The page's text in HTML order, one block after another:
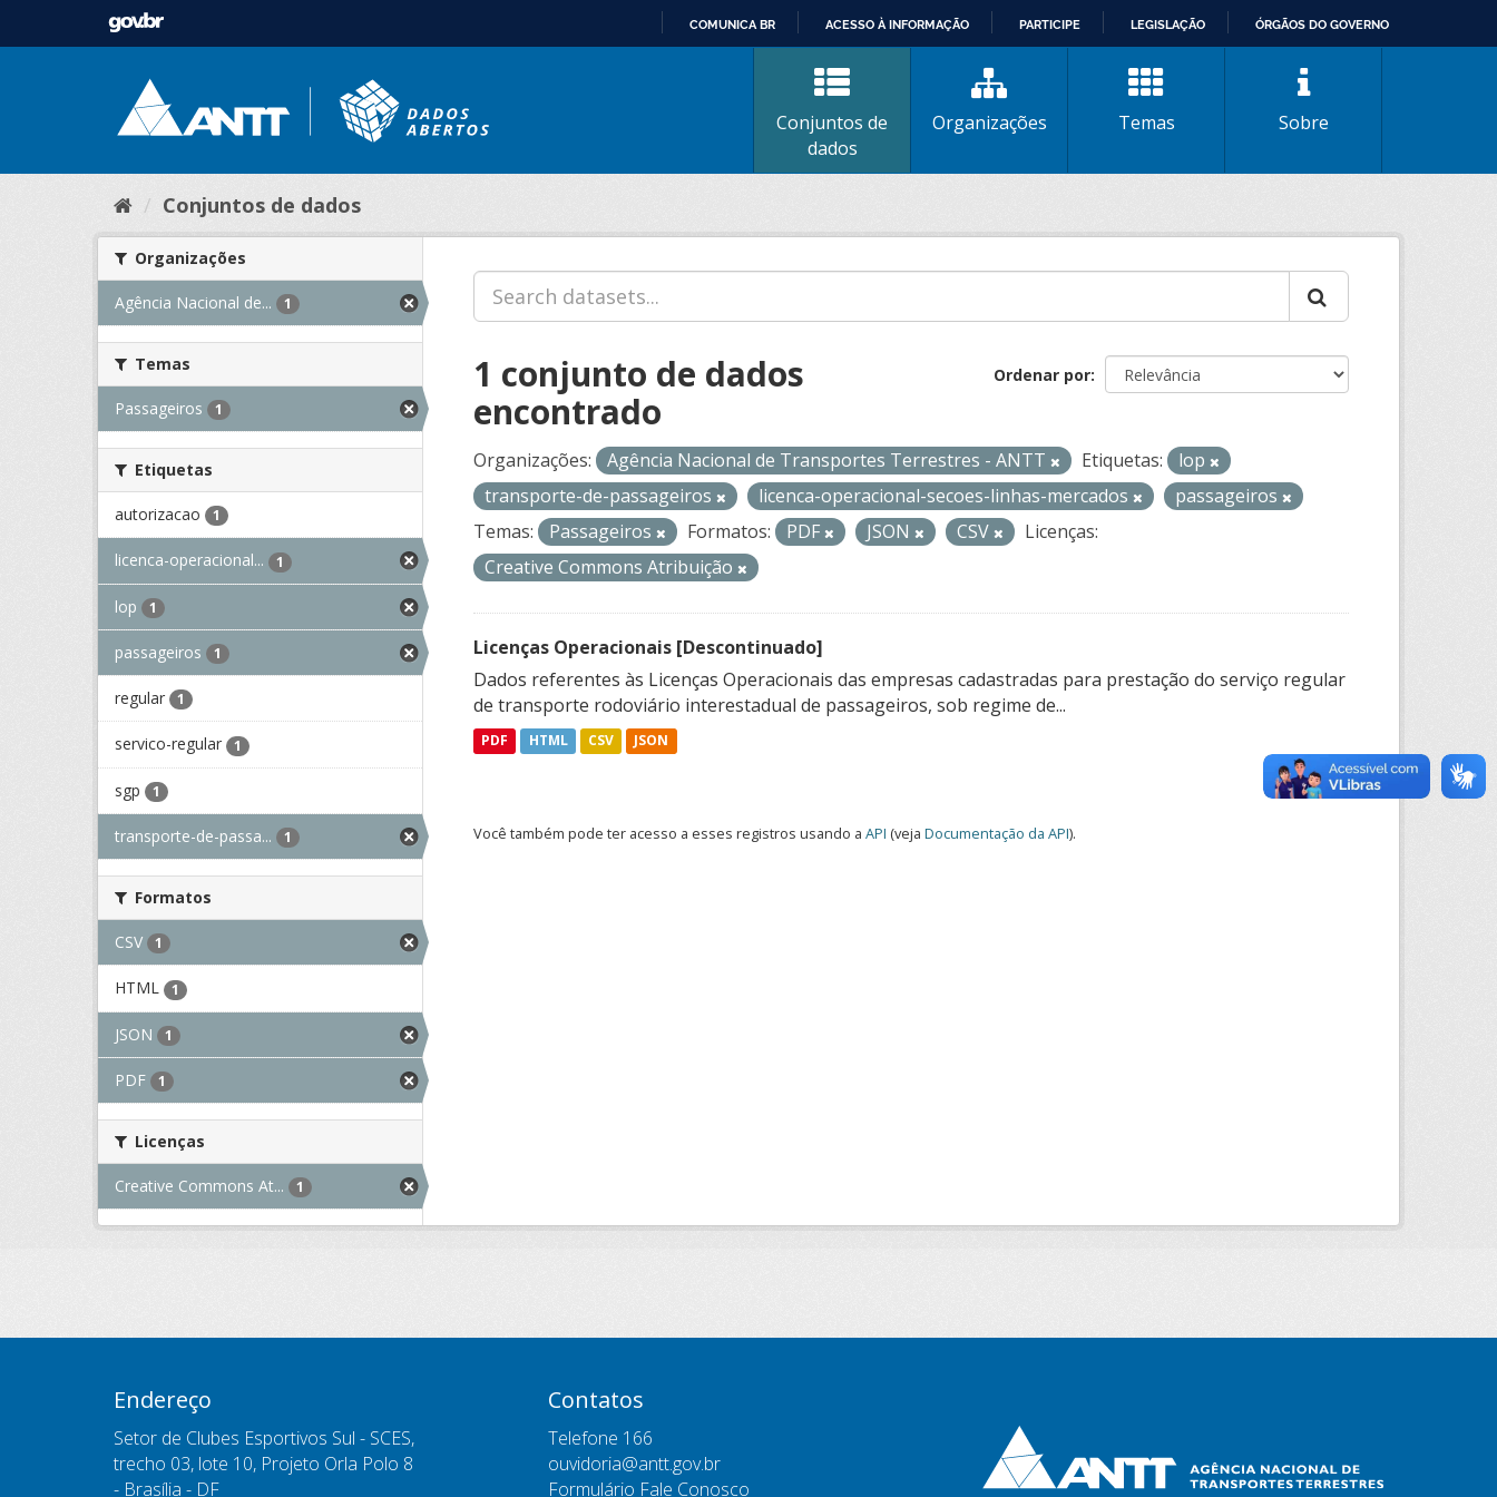
CONTEÚDO
COMUNICA BR ACESSO À INFORMAÇÃO PARTICIPE LEGISLAÇÃO ÓRGÃOS DO GOVERNO
Conjuntos de
dados
Organizações Temas Sobre
Conjuntos de dados
Organizações
Agência Nacional de... 1
Temas
Passageiros 1
Etiquetas
autorizacao 1
licenca-operacional... 1
lop 1
passageiros 1
regular 1
servico-regular 1
sgp 1
transporte-de-passa... 1
Formatos
CSV 1
HTML 1
JSON 1
PDF 1
Licenças
Creative Commons At... 1
Ordenar por
1 conjunto de dados
encontrado
Organizações: Agência Nacional de Transportes Terrestres - ANTT Etiquetas:
lop
transporte-de-passageiros
licenca-operacional-secoes-linhas-mercados
passageiros
Temas:
Passageiros Formatos: PDF JSON CSV
Licenças:
Creative Commons Atribuição
Licenças Operacionais [Descontinuado]
Dados referentes às Licenças Operacionais das empresas cadastradas para prestação do serviço regular
de transporte rodoviário interestadual de passageiros, sob regime de...
PDF HTML CSV JSON
Você também pode ter acesso a esses registros usando a API (veja Documentação da API).
Endereço
Setor de Clubes Esportivos Sul - SCES,
trecho 03, lote 10, Projeto Orla Polo 8
- Brasília - DF
Contatos
Telefone 166
ouvidoria@antt.gov.br
Formulário Fale Conosco